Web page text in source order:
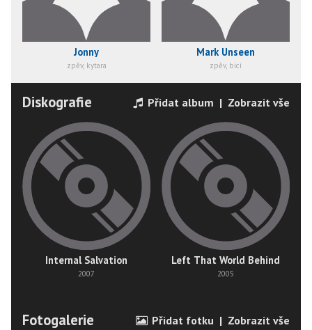
Jonny
zpěv, kytara
Mark Unseen
zpěv, bicí
Diskografie Přidat album | Zobrazit vše
Internal Salvation
2007
Left That World Behind
2005
Fotogalerie Přidat fotku | Zobrazit vše